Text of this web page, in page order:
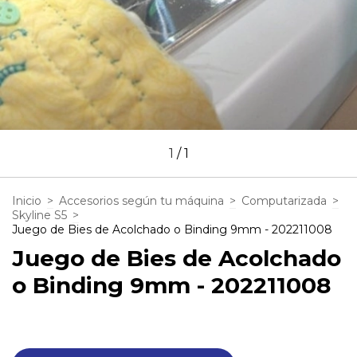
1 /1
Inicio > Accesorios según tu máquina > Computarizada >
Skyline S5 >
Juego de Bies de Acolchado o Binding 9mm - 202211008
Juego de Bies de Acolchado
o Binding 9mm - 202211008